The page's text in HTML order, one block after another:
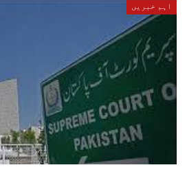
اہم خبریں